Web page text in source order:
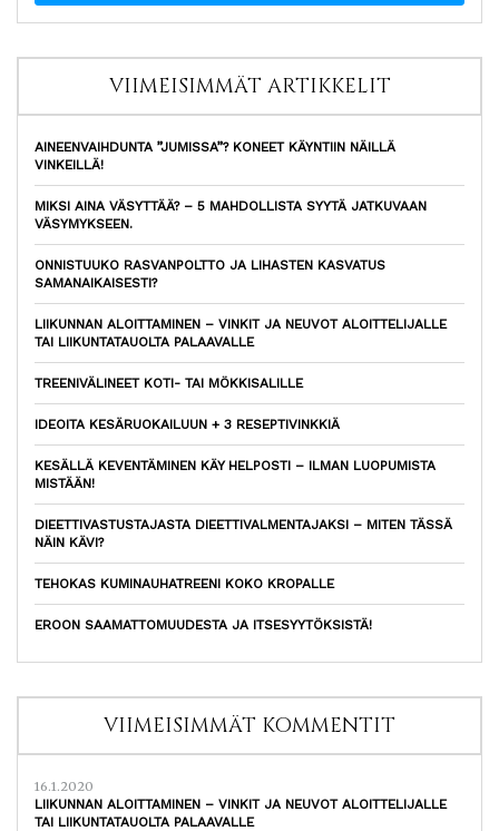
VIIMEISIMMÄT ARTIKKELIT
AINEENVAIHDUNTA ”JUMISSA”? KONEET KÄYNTIIN NÄILLÄ
VINKEILLÄ!
MIKSI AINA VÄSYTTÄÄ? – 5 MAHDOLLISTA SYYTÄ JATKUVAAN
VÄSYMYKSEEN.
ONNISTUUKO RASVANPOLTTO JA LIHASTEN KASVATUS
SAMANAIKAISESTI?
LIIKUNNAN ALOITTAMINEN – VINKIT JA NEUVOT ALOITTELIJALLE
TAI LIIKUNTATAUOLTA PALAAVALLE
TREENIVÄLINEET KOTI- TAI MÖKKISALILLE
IDEOITA KESÄRUOKAILUUN + 3 RESEPTIVINKKIÄ
KESÄLLÄ KEVENTÄMINEN KÄY HELPOSTI – ILMAN LUOPUMISTA
MISTÄÄN!
DIEETTIVASTUSTAJASTA DIEETTIVALMENTAJAKSI – MITEN TÄSSÄ
NÄIN KÄVI?
TEHOKAS KUMINAUHATREENI KOKO KROPALLE
EROON SAAMATTOMUUDESTA JA ITSESYYTÖKSISTÄ!
VIIMEISIMMÄT KOMMENTIT
16.1.2020
LIIKUNNAN ALOITTAMINEN – VINKIT JA NEUVOT ALOITTELIJALLE
TAI LIIKUNTATAUOLTA PALAAVALLE